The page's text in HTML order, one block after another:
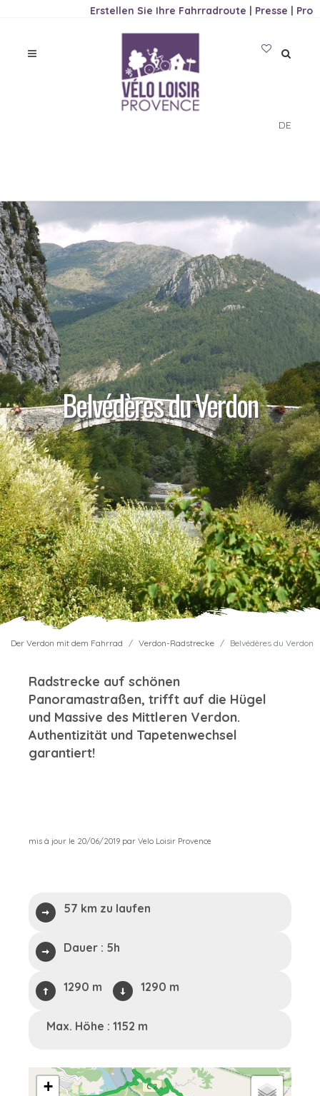
Erstellen Sie Ihre Fahrradroute | Presse | Pro
DE
Belvédères du Verdon
Der Verdon mit dem Fahrrad Verdon-Radstrecke Belvédères du Verdon
Radstrecke auf schönen
Panoramastraßen, trifft auf die Hügel
und Massive des Mittleren Verdon.
Authentizität und Tapetenwechsel
garantiert!
mis à jour le 20/06/2019 par Velo Loisir Provence
57 km zu laufen
Dauer : 5h
1290 m 1290 m
Max. Höhe : 1152 m
+